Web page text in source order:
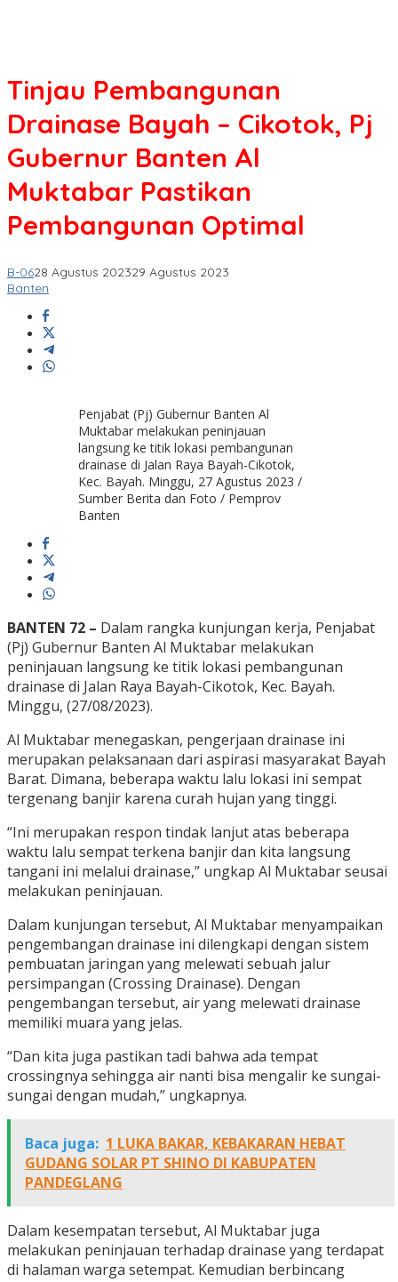
Tinjau Pembangunan
Drainase Bayah – Cikotok, Pj
Gubernur Banten Al
Muktabar Pastikan
Pembangunan Optimal
B-0628 Agustus 202329 Agustus 2023
Banten
Penjabat (Pj) Gubernur Banten Al
Muktabar melakukan peninjauan
langsung ke titik lokasi pembangunan
drainase di Jalan Raya Bayah-Cikotok,
Kec. Bayah. Minggu, 27 Agustus 2023 /
Sumber Berita dan Foto / Pemprov
Banten
BANTEN 72 – Dalam rangka kunjungan kerja, Penjabat
(Pj) Gubernur Banten Al Muktabar melakukan
peninjauan langsung ke titik lokasi pembangunan
drainase di Jalan Raya Bayah-Cikotok, Kec. Bayah.
Minggu, (27/08/2023).
Al Muktabar menegaskan, pengerjaan drainase ini
merupakan pelaksanaan dari aspirasi masyarakat Bayah
Barat. Dimana, beberapa waktu lalu lokasi ini sempat
tergenang banjir karena curah hujan yang tinggi.
“Ini merupakan respon tindak lanjut atas beberapa
waktu lalu sempat terkena banjir dan kita langsung
tangani ini melalui drainase,” ungkap Al Muktabar seusai
melakukan peninjauan.
Dalam kunjungan tersebut, Al Muktabar menyampaikan
pengembangan drainase ini dilengkapi dengan sistem
pembuatan jaringan yang melewati sebuah jalur
persimpangan (Crossing Drainase). Dengan
pengembangan tersebut, air yang melewati drainase
memiliki muara yang jelas.
“Dan kita juga pastikan tadi bahwa ada tempat
crossingnya sehingga air nanti bisa mengalir ke sungai-
sungai dengan mudah,” ungkapnya.
Baca juga: 1 LUKA BAKAR, KEBAKARAN HEBAT
GUDANG SOLAR PT SHINO DI KABUPATEN
PANDEGLANG
Dalam kesempatan tersebut, Al Muktabar juga
melakukan peninjauan terhadap drainase yang terdapat
di halaman warga setempat. Kemudian berbincang